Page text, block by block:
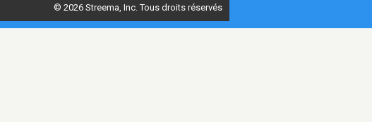
© 2026 Streema, Inc. Tous droits réservés